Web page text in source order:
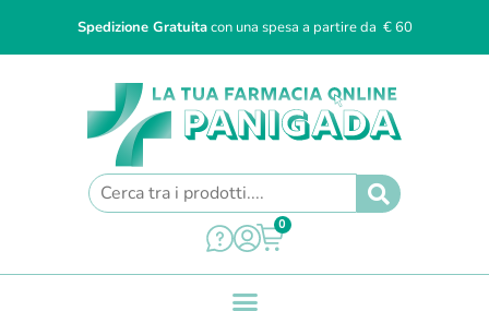
Spedizione Gratuitacon una spesa a partire da € 60
0